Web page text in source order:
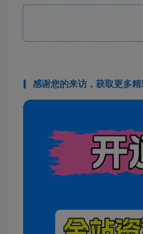
感谢您的来访，获取更多精